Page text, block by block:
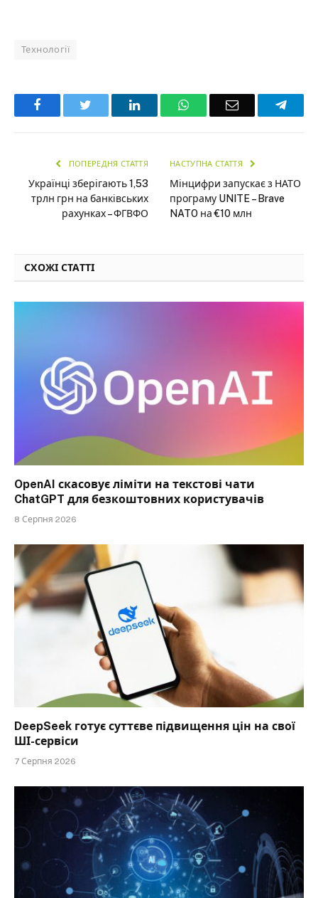
Технології
Facebook LinkedInWhatsAppEmail
ПОПЕРЕДНЯ СТАТТЯ
Українці зберігають 1,53
трлн грн на банківських
рахунках – ФГВФО
НАСТУПНА СТАТТЯ
Мінцифри запускає з НАТО
програму UNITE – Brave
NATO на €10 млн
СХОЖІ СТАТТІ
OpenAI скасовує ліміти на текстові чати
ChatGPT для безкоштовних користувачів
8 Серпня 2026
DeepSeek готує суттєве підвищення цін на свої
ШІ-сервіси
7 Серпня 2026